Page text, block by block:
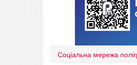
Соціальна мережа